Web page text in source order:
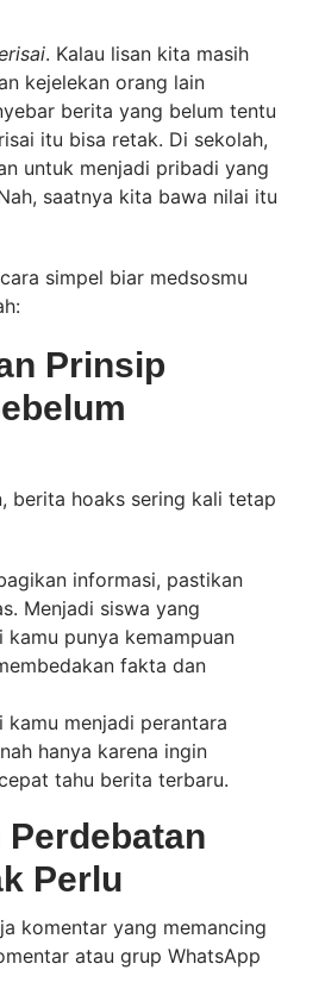
. Kalau lisan kita masih
kejelekan orang lain
berita yang belum tentu
itu bisa retak. Di sekolah,
untuk menjadi pribadi yang
saatnya kita bawa nilai itu
simpel biar medsosmu
Prinsip
berita hoaks sering kali tetap
informasi, pastikan
Menjadi siswa yang
kamu punya kemampuan
fakta dan
kamu menjadi perantara
hanya karena ingin
tahu berita terbaru.
Perdebatan
Perlu
komentar yang memancing
atau grup WhatsApp